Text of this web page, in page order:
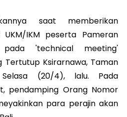
saat memberikan
IKM peserta Pameran
'technical meeting'
Ksirarnawa, Taman
Selasa (20/4), lalu. Pada
pendamping Orang Nomor
para perajin akan